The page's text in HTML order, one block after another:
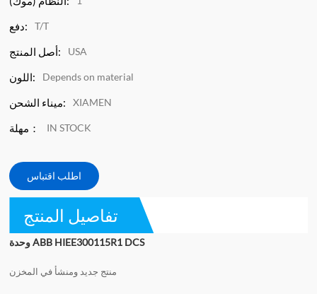
دفع: T/T
أصل المنتج: USA
اللون: Depends on material
ميناء الشحن: XIAMEN
مهلة： IN STOCK
اطلب اقتباس
تفاصيل المنتج
وحدة ABB HIEE300115R1 DCS
منتج جديد ومنشأ في المخزن